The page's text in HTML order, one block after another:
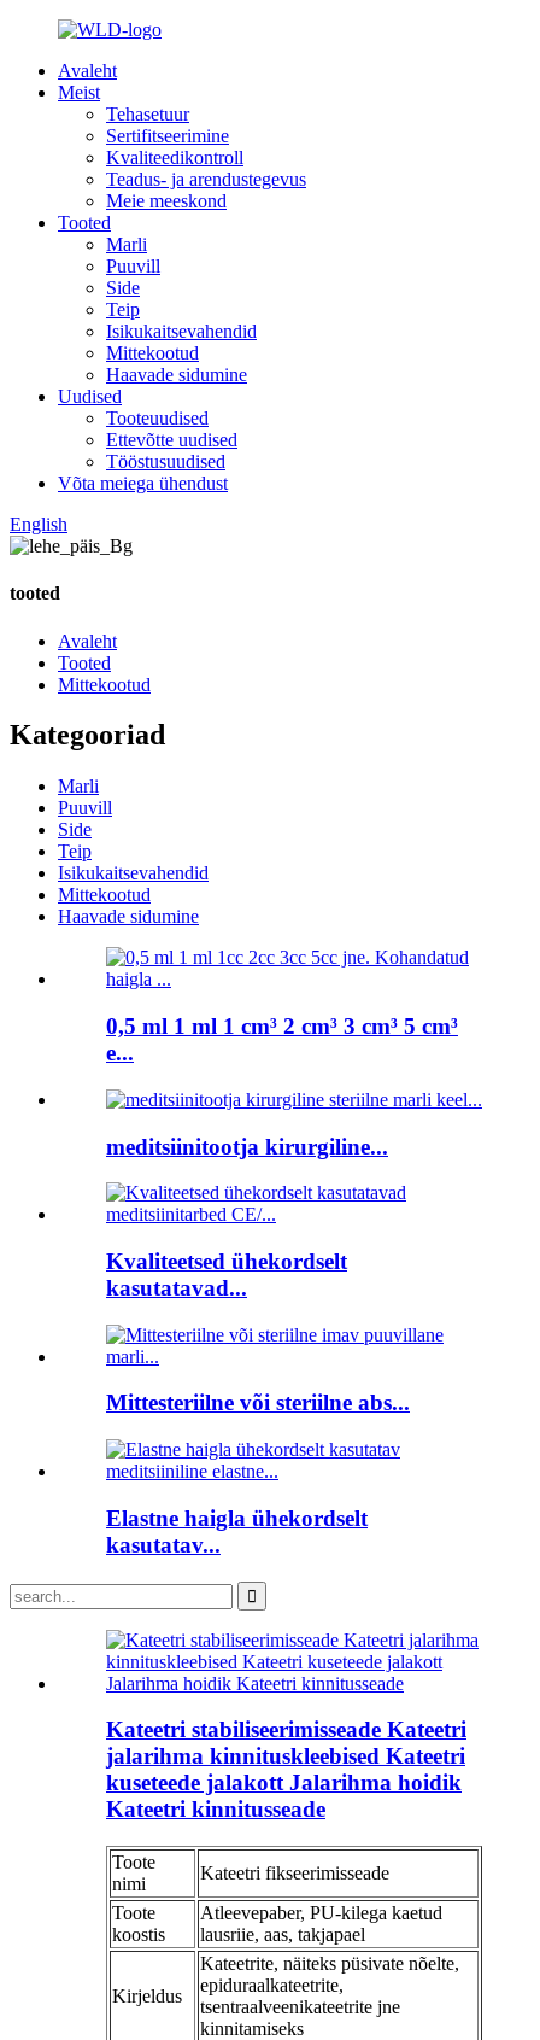
Avaleht
Meist
Tehasetuur
Sertifitseerimine
Kvaliteedikontroll
Teadus- ja arendustegevus
Meie meeskond
Tooted
Marli
Puuvill
Side
Teip
Isikukaitsevahendid
Mittekootud
Haavade sidumine
Uudised
Tooteuudised
Ettevõtte uudised
Tööstusuudised
Võta meiega ühendust
English
tooted
Avaleht
Tooted
Mittekootud
Kategooriad
Marli
Puuvill
Side
Teip
Isikukaitsevahendid
Mittekootud
Haavade sidumine
0,5 ml 1 ml 1 cm³ 2 cm³ 3 cm³ 5 cm³
e...
meditsiinitootja kirurgiline...
Kvaliteetsed ühekordselt
kasutatavad...
Mittesteriilne või steriilne abs...
Elastne haigla ühekordselt
kasutatav...
Kateetri stabiliseerimisseade Kateetri
jalarihma kinnituskleebised Kateetri
kuseteede jalakott Jalarihma hoidik
Kateetri kinnitusseade
Toote
nimi
Kateetri fikseerimisseade
Toote
koostis
Atleevepaber, PU-kilega kaetud
lausriie, aas, takjapael
Kirjeldus
Kateetrite, näiteks püsivate nõelte,
epiduraalkateetrite,
tsentraalveenikateetrite jne
kinnitamiseks